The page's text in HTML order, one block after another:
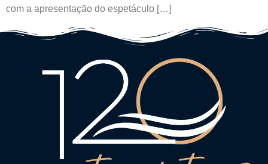
com a apresentação do espetáculo […]